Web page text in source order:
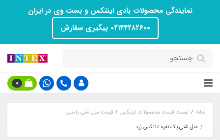
نمایندگی محصولات بادی اینتکس و بست وی در ایران
۰۲۱۴۴۲۸۲۶۰۰ پیگیری سفارش
0
خانه لیست قیمت محصولات اینتکس
قیمت مبل شنی راحتی
مبل شنی یک نفره اینتکس زرد